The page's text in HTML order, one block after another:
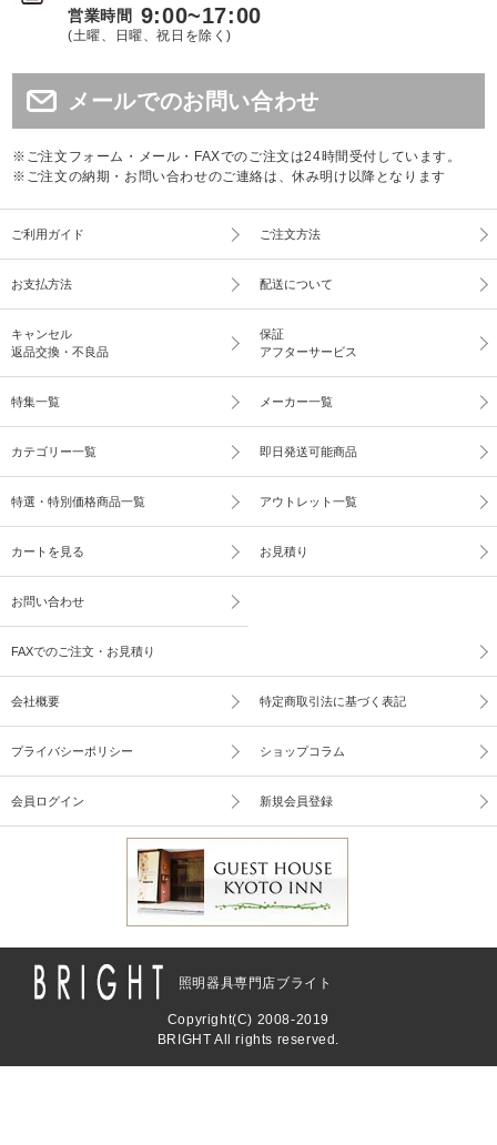
営業時間 9:00~17:00
(土曜、日曜、祝日を除く)
メールでのお問い合わせ
※ご注文フォーム・メール・FAXでのご注文は24時間受付しています。
※ご注文の納期・お問い合わせのご連絡は、休み明け以降となります
ご利用ガイド ご注文方法
お支払方法 配送について
キャンセル
返品交換・不良品
保証
アフターサービス
特集一覧 メーカー一覧
カテゴリー一覧 即日発送可能商品
特選・特別価格商品一覧 アウトレット一覧
カートを見る お見積り
お問い合わせ
FAXでのご注文・お見積り
会社概要 特定商取引法に基づく表記
プライバシーポリシー ショップコラム
会員ログイン 新規会員登録
照明器具専門店ブライト
Copyright(C) 2008-2019
BRIGHT All rights reserved.